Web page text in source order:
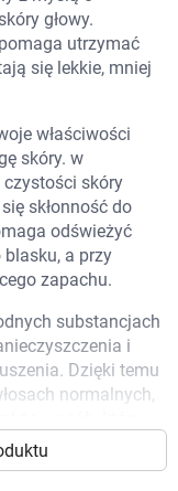
do Twoich
w
głowy.
pomaga utrzymać
się lekkie, mniej
właściwości
skóry. w
skóry
skłonność do
odświeżyć
blasku, a przy
zapachu.
substancjach
i
Dzięki temu
normalnych,